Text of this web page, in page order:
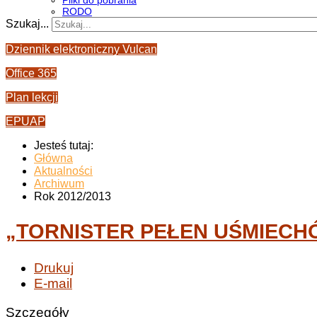
RODO
Szukaj...
Dziennik elektroniczny Vulcan
Office 365
Plan lekcji
EPUAP
Jesteś tutaj:
Główna
Aktualności
Archiwum
Rok 2012/2013
„TORNISTER PEŁEN
Drukuj
E-mail
Szczegóły